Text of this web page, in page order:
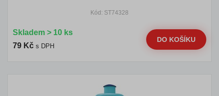
Kód: ST74328
Skladem > 10 ks
79 Kč s DPH
DO KOŠÍKU